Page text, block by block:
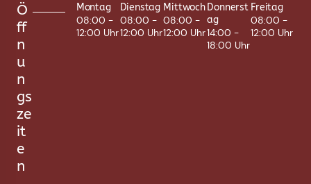
Ö
ff
n
u
n
gs
ze
it
e
n
Montag
08:00 -
12:00 Uhr
Dienstag
08:00 -
12:00 Uhr
Mittwoch
08:00 -
12:00 Uhr
Donnerst
ag
14:00 -
18:00 Uhr
Freitag
08:00 -
12:00 Uhr